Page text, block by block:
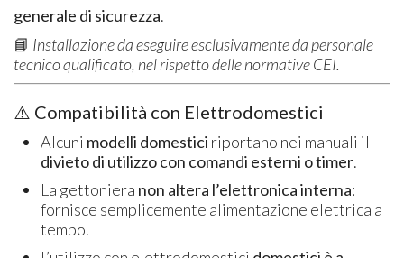
generale di sicurezza.
📘 Installazione da eseguire esclusivamente da personale
tecnico qualificato, nel rispetto delle normative CEI.
⚠️ Compatibilità con Elettrodomestici
Alcuni modelli domestici riportano nei manuali il
divieto di utilizzo con comandi esterni o timer.
La gettoniera non altera l’elettronica interna:
fornisce semplicemente alimentazione elettrica a
tempo.